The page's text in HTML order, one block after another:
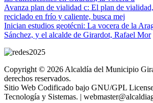
Avanza plan de vialidad c: El plan de
reciclado en frío y caliente, busca mej
Inician estudios geotécni: La vocera de la
Sánchez, y el alcalde de Girardot, Rafael Mor
Copyright © 2026 Alcaldía del Municipio
derechos reservados.
Sitio Web Codificado bajo GNU/GPL
Tecnología y Sistemas. |